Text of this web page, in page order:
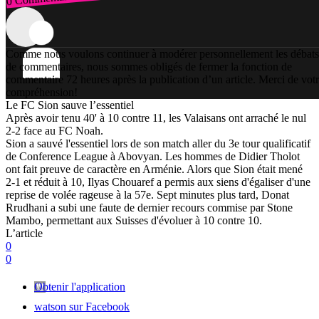
Comme nous voulons continuer à modérer personnellement les débats
de commentaires, nous sommes obligés de fermer la fonction de
commentaire 72 heures après la publication d’un article. Merci de
compréhension!
Le FC Sion sauve l’essentiel
Après avoir tenu 40' à 10 contre 11, les Valaisans ont arraché le nul
2-2 face au FC Noah.
Sion a sauvé l'essentiel lors de son match aller du 3e tour qualificatif
de Conference League à Abovyan. Les hommes de Didier Tholot
ont fait preuve de caractère en Arménie. Alors que Sion était mené
2-1 et réduit à 10, Ilyas Chouaref a permis aux siens d'égaliser d'une
reprise de volée rageuse à la 57e. Sept minutes plus tard, Donat
Rrudhani a subi une faute de dernier recours commise par Stone
Mambo, permettant aux Suisses d'évoluer à 10 contre 10.
L’article
0
0
Obtenir l'application
watson sur Facebook